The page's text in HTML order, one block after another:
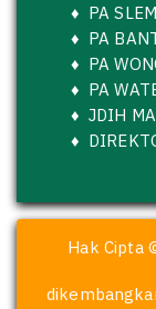
♦ PA
♦ PA
♦ PA
♦ PA
♦ JDIH
♦
Hak Cipta